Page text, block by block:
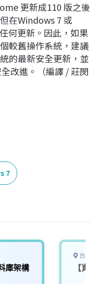
更新成110 版之後
在Windows 7 或
何更新。因此，如果
較舊操作系統，建議
的最新安全更新，並
改進。（編譯 / 莊閔
7
庫架構
台北
【資